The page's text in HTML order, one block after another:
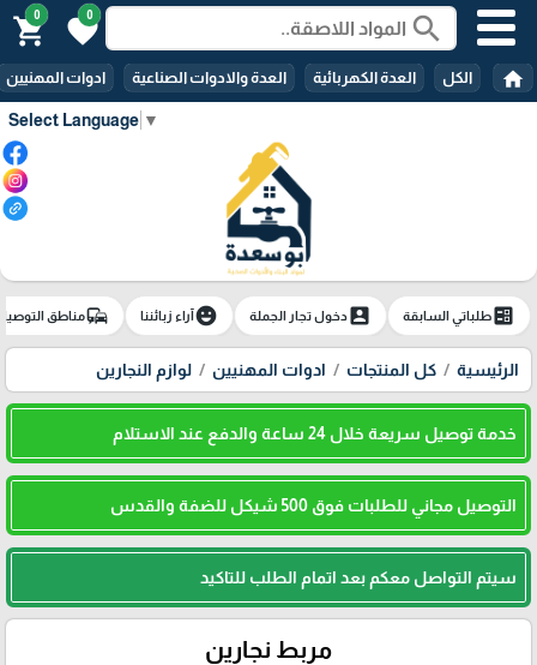
Select Language ▼
search
0
favorite
0
shopping_cart
home الكل العدة الكهربائية العدة والادوات الصناعية ادوات المهنيين
ballotطلباتي السابقة account_boxدخول تجار الجملة emoji_emotionsآراء زبائننا commuteمناطق
الرئيسية كل المنتجات ادوات المهنيين لوازم النجارين
خدمة توصيل سريعة خلال 24 ساعة والدفع عند الاستلام
التوصيل مجاني للطلبات فوق 500 شيكل للضفة والقدس
سيتم التواصل معكم بعد اتمام الطلب للتاكيد
مربط نجارين